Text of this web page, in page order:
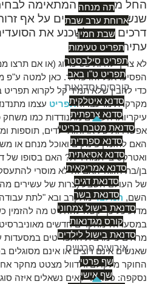
תה מנחה
ארוחת ערב שבת
שבת חמין
תפריט טעימות
תפריט סילבסטר
תפריט ט"ו באב
קורסים וסדנאות
סדנא איטלקית
סדנא צרפתית
סדנאת מטבח בריטי
סדנא ספרדית
סדנא אסיאתית
סדנא אמריקאית
סדנאת דגים
סדנאת בשר
סדנאת בישול צמחוני
קורס מגדנאות
סדנאת בישול לילדים
אירועים פרטיים
שף פרטי
שף אישי
החל ממוסיקה המתאימה
שנשמעים אותנטיים על אף
דרכים רבות לשכנע את
עתירות רווח.
לא צריך להיות פסיכולוג (או אם תרצו
הפסיכו-אנליזה: פרויד. כאן למטה ע"פ
כדי להבין שלא תמיד קל לקרוא
מקרקרת מרעב. והתפריט עצמו
עיקריות. העיניים מתנודדות כמו משחק
אפשרויות של ארוחות ילדים, תוספות
האם להזמין פינוקים ואוכל מנחם או
ואטרקטיבי תמחירית? האם בסופו
בן/בת הזוג? האם זה לא מוסרי
של העולם השבע (צרות של עשירים
השם, המלצרמתקרב ובא "לתת
מדוע כל כך קשה להחליט מה להזמין
במסעדה? מחקרים חדשים
מראים כי מרבית התפריטים במסעדות
שאנשים אינם רוצים או אינם מסוגלים
החוקר מלקולם גלדוול מצטט מחקר
נסקפה: כשאמריקאים נשאלים איזה סוג